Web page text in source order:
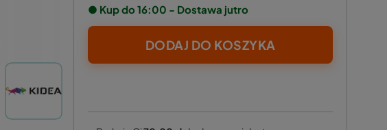
● Kup do 16:00 - Dostawa jutro
DODAJ DO KOSZYKA